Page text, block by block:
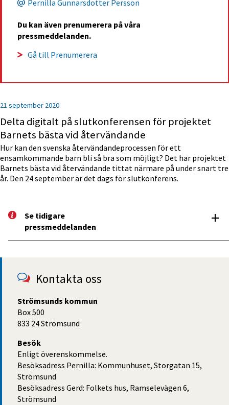
Pernilla Gunnarsdotter Persson
Du kan även prenumerera på våra
pressmeddelanden.
Gå till Prenumerera
21 september 2020
Delta digitalt på slutkonferensen för projektet
Barnets bästa vid återvändande
Hur kan den svenska återvändandeprocessen för ett
ensamkommande barn bli så bra som möjligt? Det har projektet
Barnets bästa vid återvändande tittat närmare på under snart tre
år. Den 24 september är det dags för slutkonferens.
+
Se tidigare
pressm­eddelanden
Kontakta oss
Strömsunds kommun
Box 500
833 24 Strömsund
Besök
Enligt överenskommelse.
Besöksadress Pernilla: Kommunhuset, Storgatan 15,
Strömsund
Besöksadress Gerd: Folkets hus, Ramselevägen 6,
Strömsund